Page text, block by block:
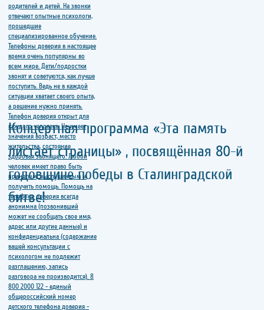
Концертная программа «Эта память
листает страницы» , посвящённая 80-й
годовщине победы в Сталинградской
битве!